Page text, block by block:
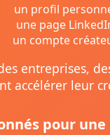
un profil
une page
un compte
entreprises,
accélérer leur
pour